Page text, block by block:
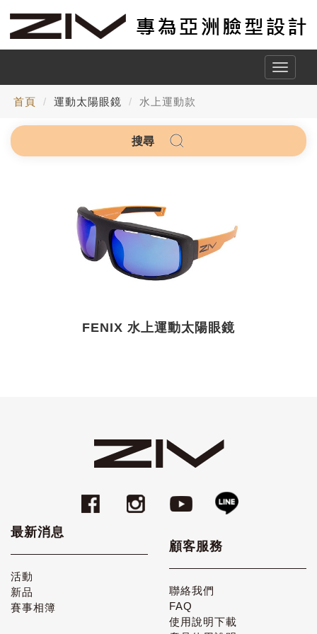
Toggle
首頁 運動太陽眼鏡 水上運動款
搜尋
FENIX 水上運動太陽眼鏡
最新消息
活動
新品
賽事相簿
顧客服務
聯絡我們
FAQ
使用說明下載